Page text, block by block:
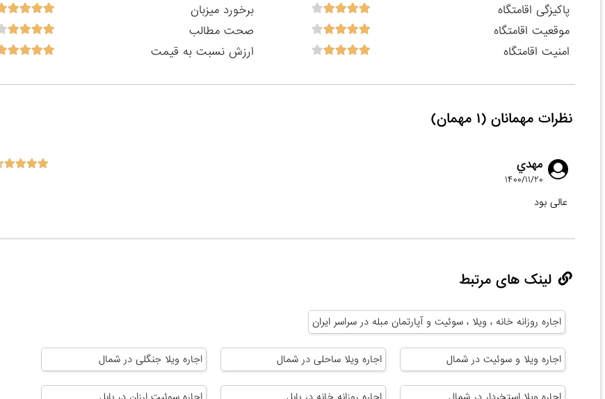
پاکیزگی اقامتگاه
برخورد میزبان
موقعیت اقامتگاه
صحت مطالب
امنیت اقامتگاه
ارزش نسبت به قیمت
نظرات مهمانان (۱ مهمان)
مهدي
۱۴۰۰/۱۱/۲۰
عالی بود
لینک های مرتبط
اجاره روزانه خانه ، ویلا ، سوئیت و آپارتمان مبله در سراسر ایران
اجاره ویلا و سوئیت در شمال اجاره ویلا ساحلی در شمال اجاره ویلا جنگلی در شمال